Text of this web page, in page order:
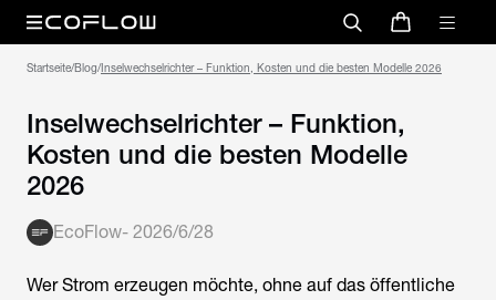
Startseite/Blog/Inselwechselrichter – Funktion, Kosten und die besten Modelle 2026
Inselwechselrichter – Funktion,
Kosten und die besten Modelle
2026
EcoFlow- 2026/6/28
Wer Strom erzeugen möchte, ohne auf das öffentliche